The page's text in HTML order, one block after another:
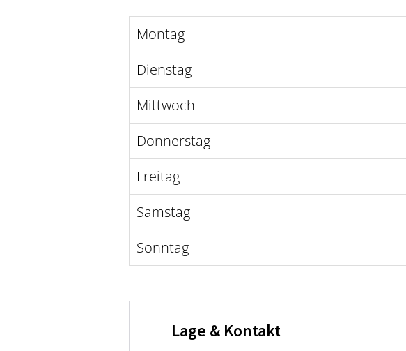
Montag
Dienstag
Mittwoch
Donnerstag
Freitag
Samstag
Sonntag
Lage & Kontakt